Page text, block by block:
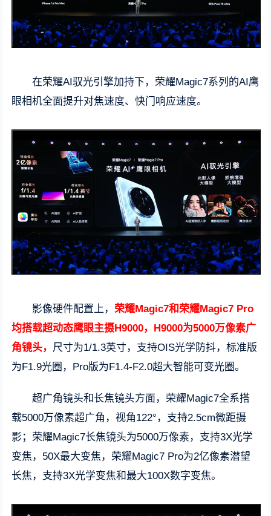
在荣耀AI驭光引擎加持下，荣耀Magic7系列的AI鹰
眼相机全面提升对焦速度、快门响应速度。
影像硬件配置上，荣耀Magic7和荣耀Magic7 Pro
均搭载超动态鹰眼主摄H9000，H9000为5000万像素广
角镜头， 尺寸为1/1.3英寸，支持OIS光学防抖，标准版
为F1.9光圈，Pro版为F1.4-F2.0超大智能可变光圈。
超广角镜头和长焦镜头方面，荣耀Magic7全系搭
载5000万像素超广角，视角122°，支持2.5cm微距摄
影；荣耀Magic7长焦镜头为5000万像素，支持3X光学
变焦，50X最大变焦，荣耀Magic7 Pro为2亿像素潜望
长焦，支持3X光学变焦和最大100X数字变焦。